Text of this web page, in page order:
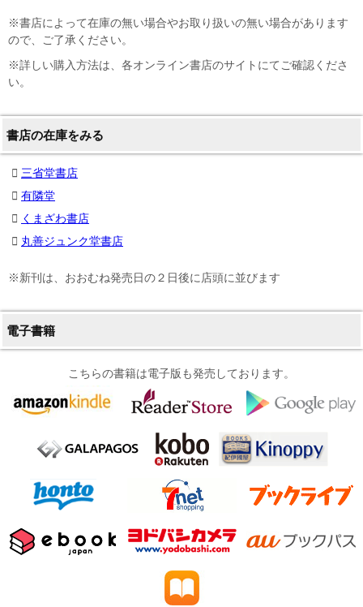
※書店によって在庫の無い場合やお取り扱いの無い場合があります
ので、ご了承ください。
※詳しい購入方法は、各オンライン書店のサイトにてご確認くださ
い。
書店の在庫をみる
三省堂書店
有隣堂
くまざわ書店
丸善ジュンク堂書店
※新刊は、おおむね発売日の２日後に店頭に並びます
電子書籍
こちらの書籍は電子版も発売しております。